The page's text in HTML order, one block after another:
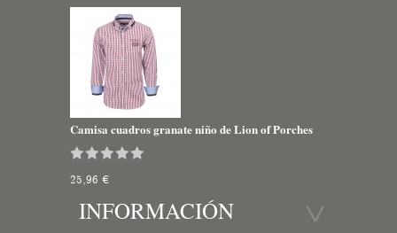
Camisa cuadros granate niño de Lion of Porches
25,96 €
INFORMACIÓN